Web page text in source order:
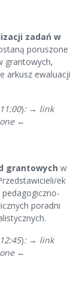
zadań w
poruszone
grantowych,
arkusz ewaluacji
): → link
←
grantowych w
ek
poradni
): → link
←